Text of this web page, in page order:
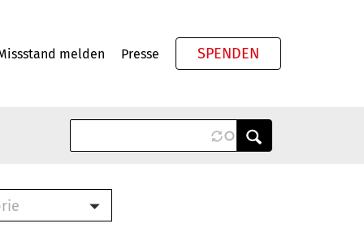
melden Presse SPENDEN